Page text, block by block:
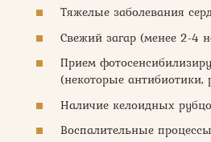
Тяжелые заболевания
Свежий загар (менее 2-4
Прием
(некоторые антибиотики,
Наличие келоидных
Воспалительные